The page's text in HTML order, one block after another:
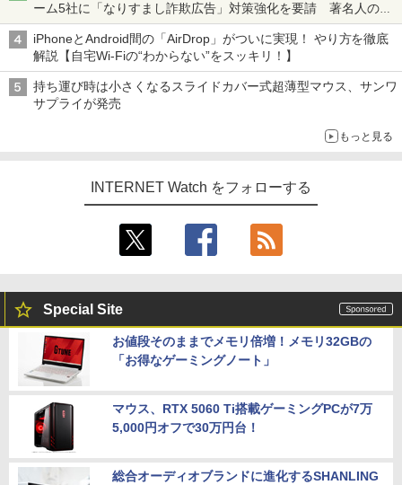
ーム5社に「なりすまし詐欺広告」対策強化を要請 著名人の写
真や映像を使った投資詐欺などへの対策として
iPhoneとAndroid間の「AirDrop」がついに実現！ やり方を徹底
解説【自宅Wi-Fiの“わからない”をスッキリ！】
持ち運び時は小さくなるスライドカバー式超薄型マウス、サンワ
サプライが発売
もっと見る
INTERNET Watch をフォローする
Special Site
お値段そのままでメモリ倍増！メモリ32GBの
「お得なゲーミングノート」
マウス、RTX 5060 Ti搭載ゲーミングPCが7万
5,000円オフで30万円台！
総合オーディオブランドに進化するSHANLING